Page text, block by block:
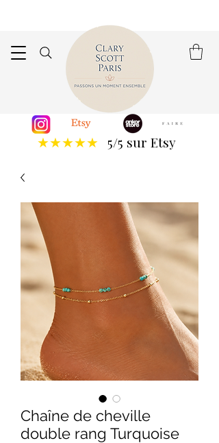
★★★★★ 5/5 sur Etsy
Chaîne de cheville
double rang Turquoise